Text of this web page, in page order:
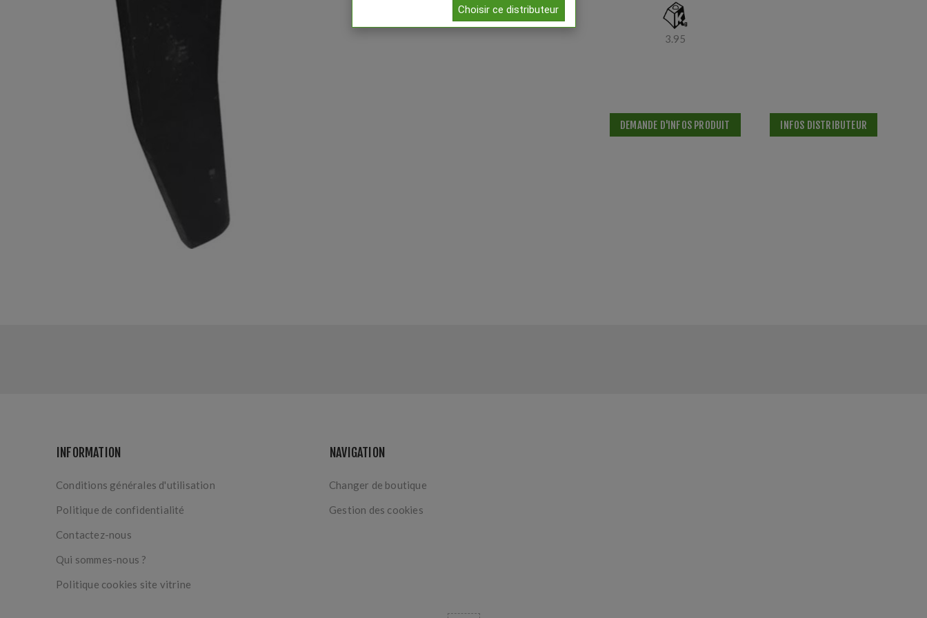
3.95
DEMANDE D'INFOS PRODUIT INFOS DISTRIBUTEUR
INFORMATION
Conditions générales d'utilisation
Politique de confidentialité
Contactez-nous
Qui sommes-nous ?
Politique cookies site vitrine
NAVIGATION
Changer de boutique
Gestion des cookies
Choisir ce distributeur